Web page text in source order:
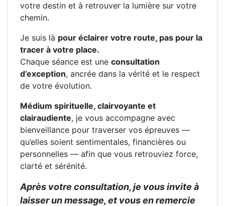
votre destin et à retrouver la lumière sur votre
chemin.
Je suis là pour éclairer votre route, pas pour la
tracer à votre place.
Chaque séance est une consultation
d’exception, ancrée dans la vérité et le respect
de votre évolution.
Médium spirituelle, clairvoyante et
clairaudiente, je vous accompagne avec
bienveillance pour traverser vos épreuves —
qu’elles soient sentimentales, financières ou
personnelles — afin que vous retrouviez force,
clarté et sérénité.
Après votre consultation, je vous invite à
laisser un message, et vous en remercie